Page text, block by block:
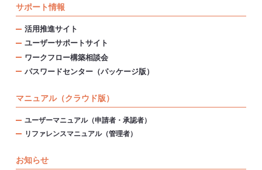
サポート情報
活用推進サイト
ユーザーサポートサイト
ワークフロー構築相談会
パスワードセンター（パッケージ版）
マニュアル（クラウド版）
ユーザーマニュアル（申請者・承認者）
リファレンスマニュアル（管理者）
お知らせ